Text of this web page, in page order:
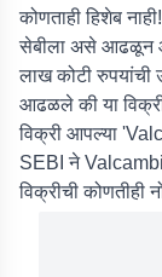
कोणताही हिशेब नाही!
सेबीला असे आढळून
लाख कोटी रुपयांची
आढळले की या
विक्री आपल्या
SEBI ने Valcambi
विक्रीची कोणतीही